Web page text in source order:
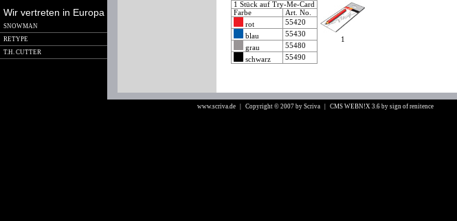
Wir vertreten in Europa
SNOWMAN
RETYPE
T.H. CUTTER
1 Stück auf Try-Me-Card
Farbe
Art. No.
rot
55420
blau
55430
grau
55480
schwarz
55490
1
www.scriva.de | Copyright © 2007 by Scriva | CMS WEBN!X 3.6 by sign of renitence